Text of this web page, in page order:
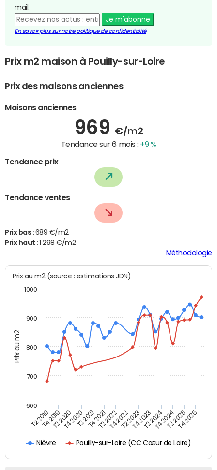
mail.
Je m'abonne
En savoir plus sur notre politique de confidentialité
Prix m2 maison à Pouilly-sur-Loire
Prix des maisons anciennes
Maisons anciennes
969 €/m2
Tendance sur 6 mois : +9 %
Tendance prix
Tendance ventes
Prix bas : 689 €/m2
Prix haut :1 298 €/m2
Méthodologie
Prix au m2
Prix au m2 (source : estimations JDN)
Nièvre Pouilly-sur-Loire (CC Cœur de Loire)
T2 2019T4 2019T2 2020T4 2020T2 2021T4 2021T2 2022T4 2022T2 2023T4 2023T2 2024T4 2024T2 2025T4 2025
600
700
800
900
1000